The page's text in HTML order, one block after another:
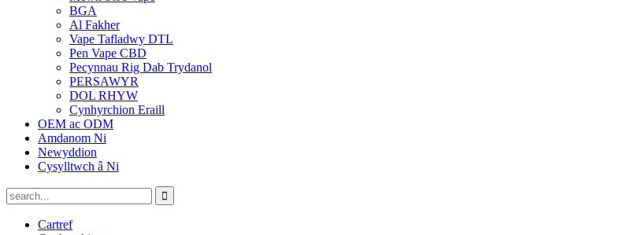
BGA
Al Fakher
Vape Tafladwy DTL
Pen Vape CBD
Pecynnau Rig Dab Trydanol
PERSAWYR
DOL RHYW
Cynhyrchion Eraill
OEM ac ODM
Amdanom Ni
Newyddion
Cysylltwch â Ni
Cartref